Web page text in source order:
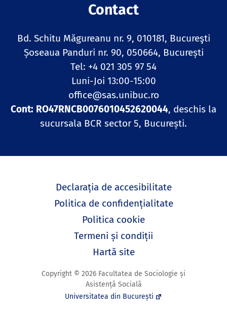
Contact
Bd. Schitu Măgureanu nr. 9, 010181, Bucureşti
Șoseaua Panduri nr. 90, 050664, București
Tel: +4 021 305 97 54
Luni-Joi 13:00-15:00
office@sas.unibuc.ro
Cont: RO47RNCB0076010452620044, deschis la
sucursala BCR sector 5, București.
Declarația de accesibilitate
Politica de confidențialitate
Politica cookie
Termeni și condiții
Hartă site
Copyright © 2026 Facultatea de Sociologie și
Asistență Socială
Universitatea din București